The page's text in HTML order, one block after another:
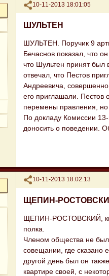
Поделиться
10-11-2013 18:01:05
ШУЛЬТЕН
ШУЛЬТЕН. Поручик 9
Бечаснов показал, что
что Шультен принят был
отвечал, что Пестов
Андреевича,
его приглашали. Пестов
перемены правления, но
По докладу Комиссии
доносить о поведении.
Поделиться
10-11-2013 18:02:13
ЩЕПИН-
ЩЕПИН-РОСТОВСКИЙ,
полка.
Членом общества не
совещании, где сказано
другой день был он
квартире своей, с